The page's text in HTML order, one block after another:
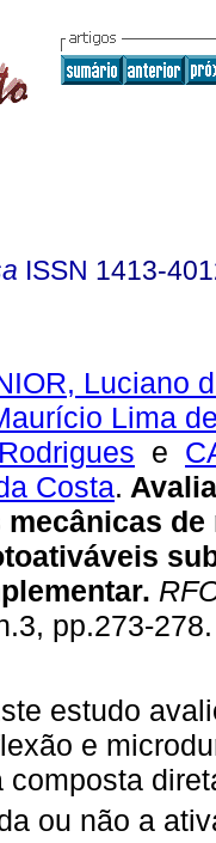
ISSN 1413-
Luciano
Lima
e
Costa.
de
.
pp.273-
estudo
e
composta
ou não a